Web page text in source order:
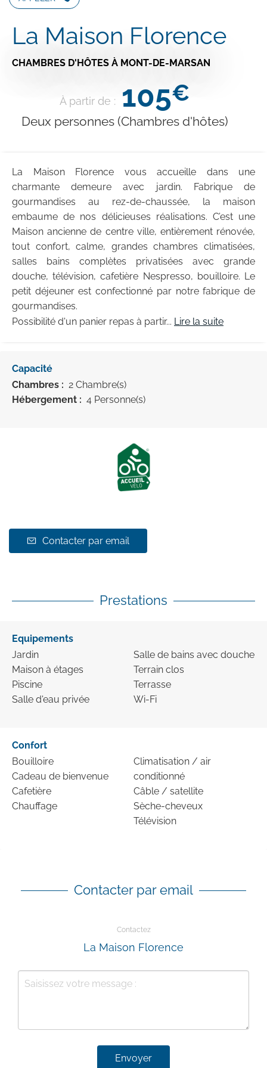
La Maison Florence
CHAMBRES D'HÔTES À MONT-DE-MARSAN
À partir de : 105€
Deux personnes (Chambres d'hôtes)
La Maison Florence vous accueille dans une
charmante demeure avec jardin. Fabrique de
gourmandises au rez-de-chaussée, la maison
embaume de nos délicieuses réalisations. C’est une
Maison ancienne de centre ville, entièrement rénovée,
tout confort, calme, grandes chambres climatisées,
salles bains complètes privatisées avec grande
douche, télévision, cafetière Nespresso, bouilloire. Le
petit déjeuner est confectionné par notre fabrique de
gourmandises.
Possibilité d'un panier repas à partir... Lire la suite
Capacité
Chambres : 2 Chambre(s)
Hébergement : 4 Personne(s)
Contacter par email
Prestations
Equipements
Jardin
Maison à étages
Piscine
Salle d'eau privée
Salle de bains avec douche
Terrain clos
Terrasse
Wi-Fi
Confort
Bouilloire
Cadeau de bienvenue
Cafetière
Chauffage
Climatisation / air
conditionné
Câble / satellite
Sèche-cheveux
Télévision
Contacter par email
Contactez
La Maison Florence
Envoyer